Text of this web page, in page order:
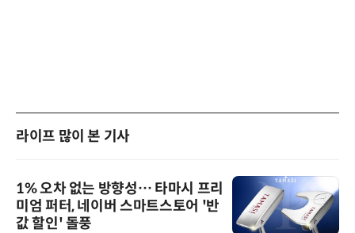
라이프 많이 본 기사
1% 오차 없는 방향성… 타마시 프리
미엄 퍼터, 네이버 스마트스토어 '반
값 할인' 돌풍